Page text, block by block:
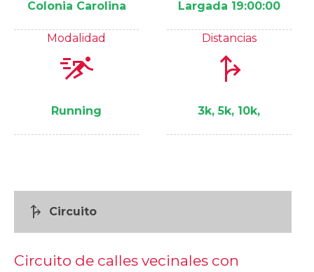
Colonia Carolina Largada 19:00:00
Modalidad
sprint
Running
Distancias
fork_right
3k, 5k, 10k,
fork_right Circuito
Circuito de calles vecinales con